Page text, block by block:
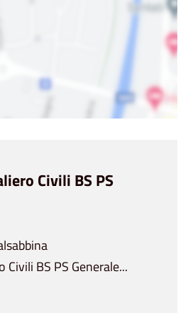
Civili BS PS
BS PS Generale...